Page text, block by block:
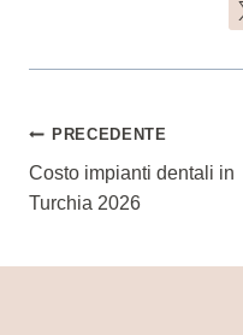
Navigazione
Articoli
PRECEDENTE
Costo impianti dentali in
Turchia 2026